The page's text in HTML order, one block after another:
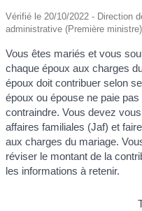
Vérifié le 20/10/2022 - Direction
administrative (Première ministre)
Vous êtes mariés et vous
chaque époux aux charges
époux doit contribuer selon
époux ou épouse ne paie
contraindre. Vous devez
affaires familiales (Jaf) et
aux charges du mariage.
réviser le montant de la
les informations à retenir.